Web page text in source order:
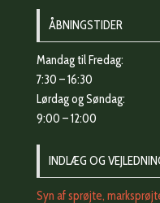
ÅBNINGSTIDER
Mandag til Fredag:
7:30 – 16:30
Lørdag og Søndag:
9:00 – 12:00
INDLÆG OG
Syn af sprøjte,